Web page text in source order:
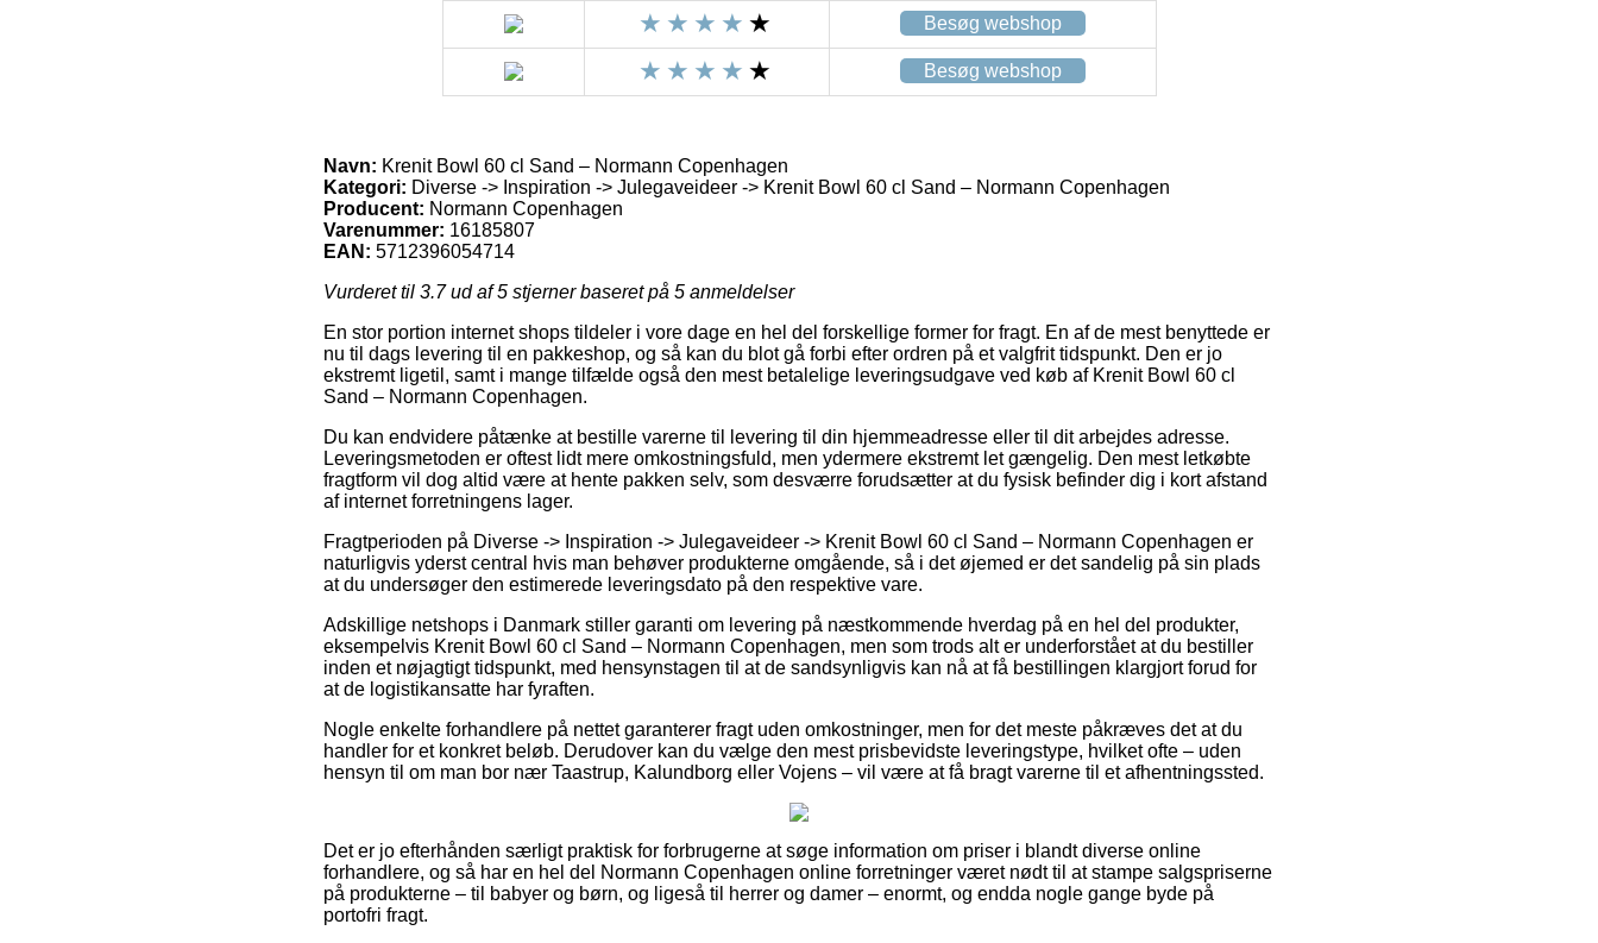
Besøg webshop
Besøg webshop
Navn: Krenit Bowl 60 cl Sand – Normann Copenhagen
Kategori: Diverse -> Inspiration -> Julegaveideer -> Krenit Bowl 60 cl Sand – Normann Copenhagen
Producent: Normann Copenhagen
Varenummer: 16185807
EAN: 5712396054714
Vurderet til 3.7ud af 5 stjerner baseret på 5 anmeldelser
En stor portion internet shops tildeler i vore dage en hel del forskellige former for fragt. En af de mest benyttede er
nu til dags levering til en pakkeshop, og så kan du blot gå forbi efter ordren på et valgfrit tidspunkt. Den er jo
ekstremt ligetil, samt i mange tilfælde også den mest betalelige leveringsudgave ved køb af Krenit Bowl 60 cl
Sand – Normann Copenhagen.
Du kan endvidere påtænke at bestille varerne til levering til din hjemmeadresse eller til dit arbejdes adresse.
Leveringsmetoden er oftest lidt mere omkostningsfuld, men ydermere ekstremt let gængelig. Den mest letkøbte
fragtform vil dog altid være at hente pakken selv, som desværre forudsætter at du fysisk befinder dig i kort afstand
af internet forretningens lager.
Fragtperioden på Diverse -> Inspiration -> Julegaveideer -> Krenit Bowl 60 cl Sand – Normann Copenhagen er
naturligvis yderst central hvis man behøver produkterne omgående, så i det øjemed er det sandelig på sin plads
at du undersøger den estimerede leveringsdato på den respektive vare.
Adskillige netshops i Danmark stiller garanti om levering på næstkommende hverdag på en hel del produkter,
eksempelvis Krenit Bowl 60 cl Sand – Normann Copenhagen, men som trods alt er underforstået at du bestiller
inden et nøjagtigt tidspunkt, med hensynstagen til at de sandsynligvis kan nå at få bestillingen klargjort forud for
at de logistikansatte har fyraften.
Nogle enkelte forhandlere på nettet garanterer fragt uden omkostninger, men for det meste påkræves det at du
handler for et konkret beløb. Derudover kan du vælge den mest prisbevidste leveringstype, hvilket ofte – uden
hensyn til om man bor nær Taastrup, Kalundborg eller Vojens – vil være at få bragt varerne til et afhentningssted.
Det er jo efterhånden særligt praktisk for forbrugerne at søge information om priser i blandt diverse online
forhandlere, og så har en hel del Normann Copenhagen online forretninger været nødt til at stampe salgspriserne
på produkterne – til babyer og børn, og ligeså til herrer og damer – enormt, og endda nogle gange byde på
portofri fragt.